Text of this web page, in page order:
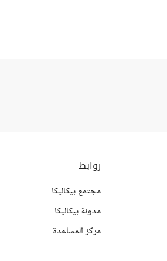
روابط
مجتمع بيكاليكا
مدونة بيكاليكا
مركز المساعدة